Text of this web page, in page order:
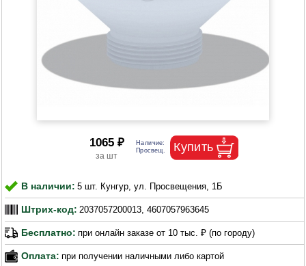
1065 ₽
В наличии: 5 шт. Кунгур, ул. Просвещения, 1Б
Штрих-код: 2037057200013, 4607057963645
Бесплатно: при онлайн заказе от 10 тыс. ₽ (по городу)
Оплата: при получении наличными либо картой